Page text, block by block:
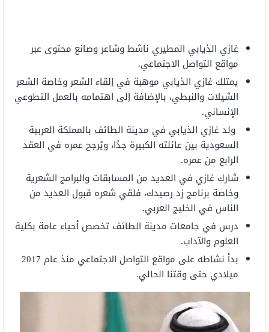
غازي الذيابي المطيري ناشط وشاعر وصانع محتوى عبر
مواقع التواصل الاجتماعي.
يمتلك غازي الذيابي موهبة في إلقاء الشعر وخاصة الشعر
الشيلات والنبطي، بالإضافة إلى اهتمامه بالعمل التطوعي
الإنساني.
ولد غازي الذيابي في مدينة الطائف بالمملكة العربية
السعودية بين عائلته الكبيرة جدًا، ويُرجح عمره في العقد
الرابع من عمره.
شارك غازي في العديد من المسابقات والبرامج الشعرية
وخاصة برنامج زد رصيدك، فلقي شعره قبول العديد من
الناس في الخليج العربي.
درس في جامعات مدينة الطائف تخصص أحياء عامة بكلية
العلوم والآداب.
بدأ نشاطه على مواقع التواصل الاجتماعي منذ عام 2017
ميلادي حتى وقتنا الحالي.